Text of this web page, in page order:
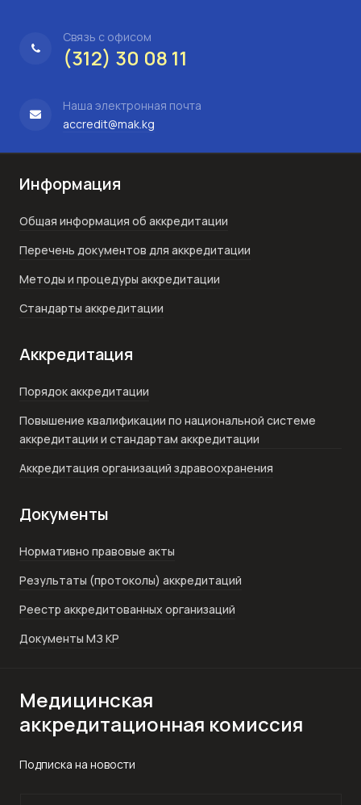
Связь с офисом
(312) 30 08 11
Наша электронная почта
accredit@mak.kg
Информация
Общая информация об аккредитации
Перечень документов для аккредитации
Методы и процедуры аккредитации
Стандарты аккредитации
Аккредитация
Порядок аккредитации
Повышение квалификации по национальной системе
аккредитации и стандартам аккредитации
Аккредитация организаций здравоохранения
Документы
Нормативно правовые акты
Результаты (протоколы) аккредитаций
Реестр аккредитованных организаций
Документы МЗ КР
Медицинская
аккредитационная комиссия
Подписка на новости